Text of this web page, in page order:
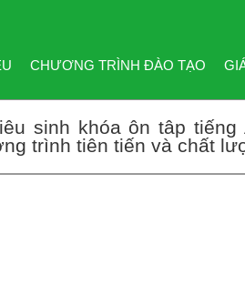
CHƯƠNG TRÌNH ĐÀO TẠO
sinh khóa ôn tâp
trình tiên tiến và chất